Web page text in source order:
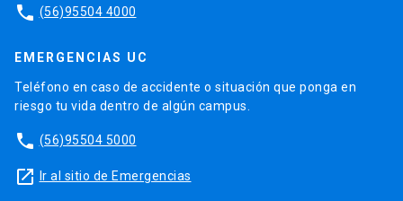
phone (56)95504 4000
EMERGENCIAS UC
Teléfono en caso de accidente o situación que ponga en
riesgo tu vida dentro de algún campus.
phone (56)95504 5000
launch Ir al sitio de Emergencias